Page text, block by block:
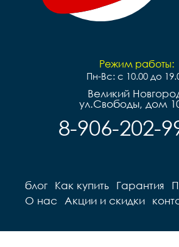
Режим работы:
Пн-Вс: с 10.00 до
Великий
ул.Свободы, дом
8-906-202-
блог Как купить Гарантия
О нас
Акции и скидки